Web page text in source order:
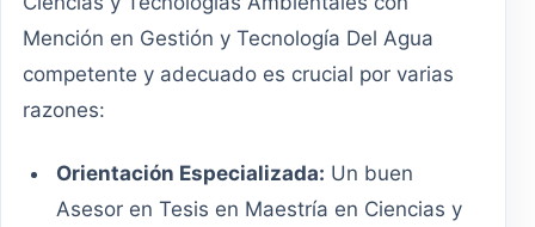
Mención en Gestión y Tecnología Del Agua
competente y adecuado es crucial por varias
razones:
Orientación Especializada: Un buen
Asesor en Tesis en Maestría en Ciencias y